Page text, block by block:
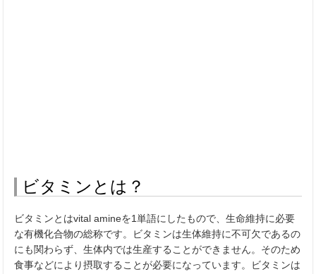
ビタミンとは？
ビタミンとはvital amineを1単語にしたもので、生命維持に必要
な有機化合物の総称です。ビタミンは生体維持に不可欠であるの
にも関わらず、生体内では生産することができません。そのため
食事などにより摂取することが必要になっています。ビタミンは